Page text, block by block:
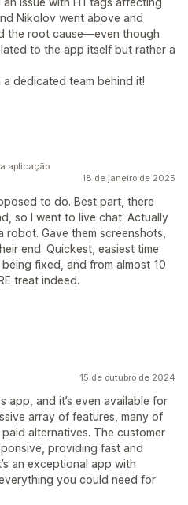
Nikolov went above and
the root cause—even though
to the app itself but rather a
dedicated team behind it!
18 de janeiro de 2025
to do. Best part, there
so I went to live chat. Actually
Gave them screenshots,
end. Quickest, easiest time
fixed, and from almost 10
treat indeed.
aplicação
15 de outubro de 2024
app, and it’s even available for
array of features, many of
alternatives. The customer
providing fast and
an exceptional app with
you could need for